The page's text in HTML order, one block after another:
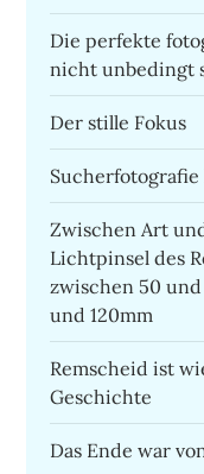
Die perfekte
nicht unbedingt
Der stille Fokus
Zwischen Art
Lichtpinsel des
zwischen 50
und 120mm
Remscheid ist
Geschichte
Das Ende war